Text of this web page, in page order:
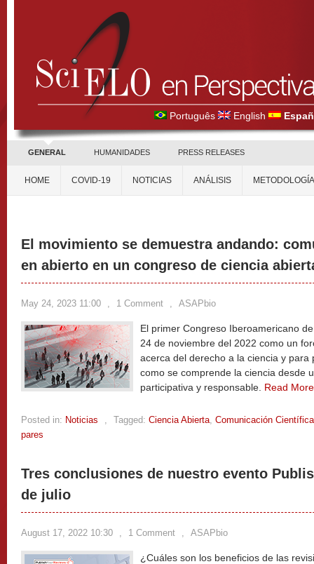
Português English
GENERAL HUMANIDADES PRESS RELEASES
HOME COVID-19 NOTICIAS ANÁLISIS METODOLOGÍA
El movimiento se demuestra andando:
en abierto en un congreso de ciencia
May 24, 2023 11:00 , 1 Comment , ASAPbio
El primer Congreso Iberoamericano
24 de noviembre del 2022 como un
acerca del derecho a la ciencia y
como se comprende la ciencia desde
participativa y responsable. Read
Posted in: Noticias , Tagged: Ciencia Abierta, Comunicación Científica
pares
Tres conclusiones de nuestro evento
de julio
August 17, 2022 10:30 , 1 Comment , ASAPbio
¿Cuáles son los beneficios de las